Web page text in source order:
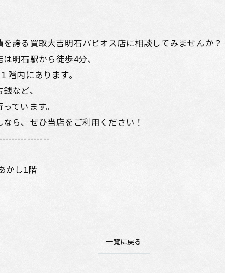
誇る買取大吉明石パピオス店に相談してみませんか？
明石駅から徒歩4分、
階内にあります。
など、
ています。
ら、ぜひ当店をご利用ください！
かし1階
一覧に戻る